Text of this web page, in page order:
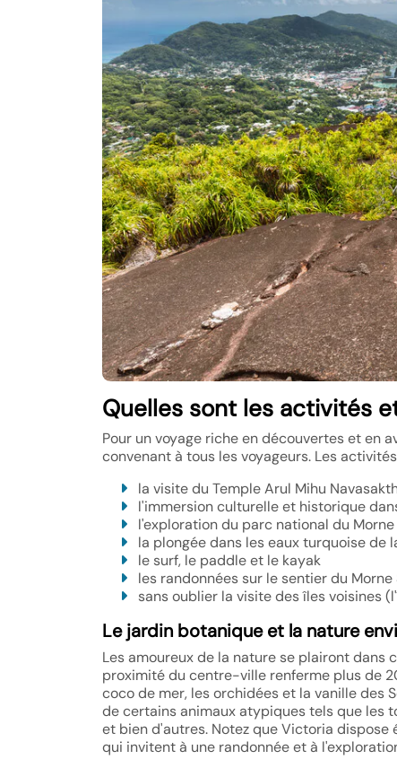
Quelles sont les activités
Pour un voyage riche en découvertes et en
convenant à tous les voyageurs. Les
la visite du Temple Arul Mihu
l'immersion culturelle et historique
l'exploration du parc national du
la plongée dans les eaux turquoise de
le surf, le paddle et le kayak
les randonnées sur le sentier du
sans oublier la visite des îles voisines
Le jardin botanique et la nature
Les amoureux de la nature se plairont dans
proximité du centre-ville renferme plus de
coco de mer, les orchidées et la vanille des
de certains animaux atypiques tels que les
et bien d'autres. Notez que Victoria dispose
qui invitent à une randonnée et à